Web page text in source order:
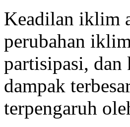
Keadilan iklim
perubahan
partisipasi, dan
dampak
terpengaruh